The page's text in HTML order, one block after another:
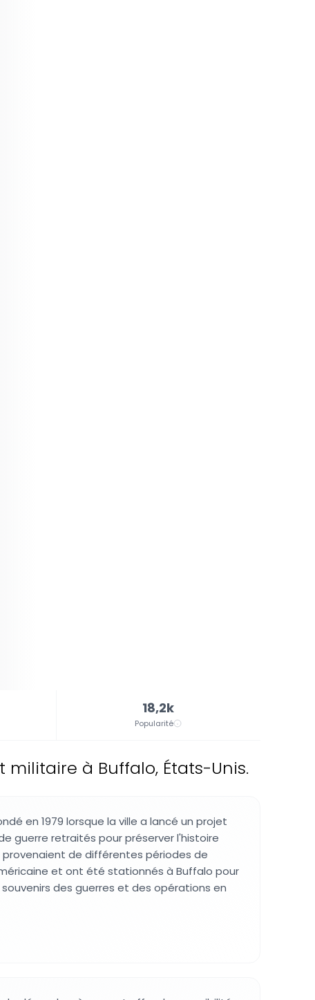
18,2k
Popularité
à Buffalo, États-Unis.
en 1979 lorsque la ville a lancé un projet
guerre retraités pour préserver l'histoire
provenaient de différentes périodes de
et ont été stationnés à Buffalo pour
des guerres et des opérations en